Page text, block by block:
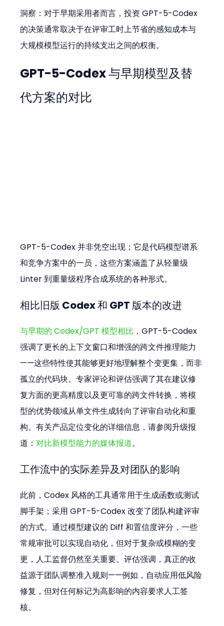
洞察：对于早期采用者而言，投资 GPT-5-Codex
的决策通常取决于在评审工时上节省的感知成本与
大规模模型运行的持续支出之间的权衡。
GPT-5-Codex 与早期模型及替
代方案的对比
GPT-5-Codex 并非凭空出现；它是代码模型谱系
和竞争方案中的一员，这些方案涵盖了从轻量级
Linter 到重量级程序合成系统的各种形式。
相比旧版 Codex 和 GPT 版本的改进
与早期的 Codex/GPT 模型相比 ，GPT-5-Codex
强调了更长的上下文窗口和增强的跨文件推理能力
——这些特性使其能够更好地理解整个变更集，而非
孤立的代码块。专家评论和评估强调了其在建议修
复方面的更高精度以及更可靠的跨文件转换，将模
型的优势领域从单文件生成转向了评审自动化和重
构。有关产品定位变化的详细信息，请参阅升级报
道：对比新模型能力的媒体报道。
工作流中的实际差异及对团队的影响
此前，Codex 风格的工具通常用于生成函数或测试
脚手架；采用 GPT-5-Codex 改变了团队构建评审
的方式。通过模型建议的 Diff 和置信度评分，一些
常规审批可以实现自动化，但对于复杂或模糊的变
更，人工监督仍然至关重要。评估强调，真正的收
益源于团队调整准入规则——例如，自动应用低风险
修复，但对任何标记为高影响的内容要求人工签
核。